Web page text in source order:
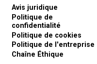
Avis juridique
Politique de
confidentialité
Politique de cookies
Politique de l'entreprise
Chaîne Éthique